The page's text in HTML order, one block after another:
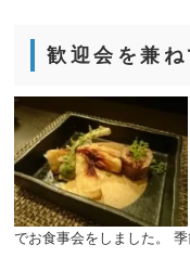
歓迎会を兼
でお食事会をしました。